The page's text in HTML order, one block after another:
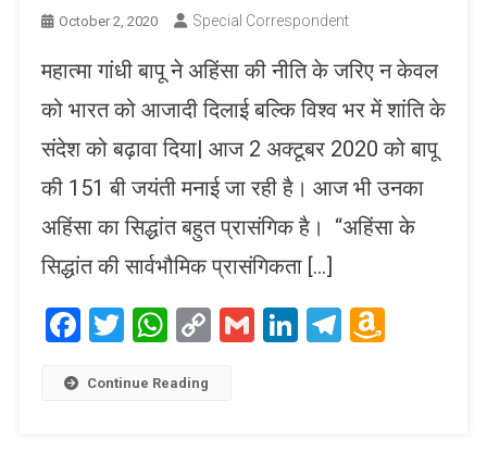
October 2, 2020 Special Correspondent
महात्मा गांधी बापू ने अहिंसा की नीति के जरिए न केवल
को भारत को आजादी दिलाई बल्कि विश्व भर में शांति के
संदेश को बढ़ावा दिया| आज 2 अक्टूबर 2020 को बापू
की 151 बी जयंती मनाई जा रही है। आज भी उनका
अहिंसा का सिद्धांत बहुत प्रासंगिक है। “अहिंसा के
सिद्धांत की सार्वभौमिक प्रासंगिकता […]
Facebook
Twitter
WhatsApp
CopyGmailLinkedIn
Telegram
Continue Reading